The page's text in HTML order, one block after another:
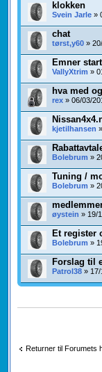
klokken
Svein Jarle»
chat
tørst,y60»
Emner
VallyXtrim »
hva med
rex» 06/03/
kjetilhansen
Bolebrum »
Tuning /
Bolebrum »
øystein » 19/
Et register
Bolebrum »
Forslag til
Patrol38» 17/
Returner til Forumets